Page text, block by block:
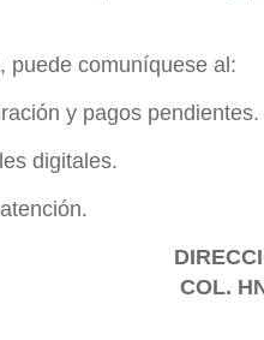
puede comuníquese al:
y pagos pendientes.
digitales.
COL.